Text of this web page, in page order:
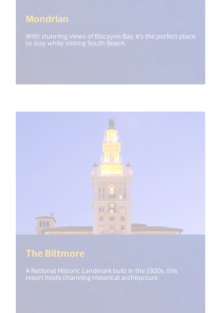
Mondrian
With stunning views of Biscayne Bay, it's the perfect place
to stay while visiting South Beach.
The Biltmore
A National Historic Landmark built in the 1920s, this
resort hosts charming historical architecture.